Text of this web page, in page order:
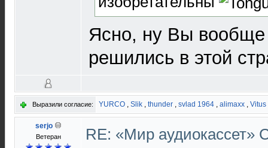
Ясно, ну Вы вообще
решились в этой
Выразили согласие: YURCO , Slik , thunder , svlad 1964 , alimaxx , Vitus
serjo
Ветеран
RE: «Мир аудиокассет»